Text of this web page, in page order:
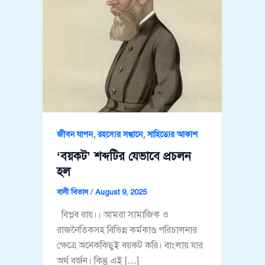
জীবন যাপন,রহস্যের সন্ধানে,সাহিত্যের আকাশ
‘বয়কট’ শব্দটির যেভাবে প্রচলন
হল
বানী বিতান/August 9, 2025
বিপ্লব রায়।। আমরা সামাজিক ও
রাজনৈতিকসহ বিভিন্ন কর্মকাণ্ড পরিচালনার
ক্ষেত্রে অনেককিছুই বয়কট করি। বাংলায় যার
অর্থ বর্জন। কিন্তু এই […]